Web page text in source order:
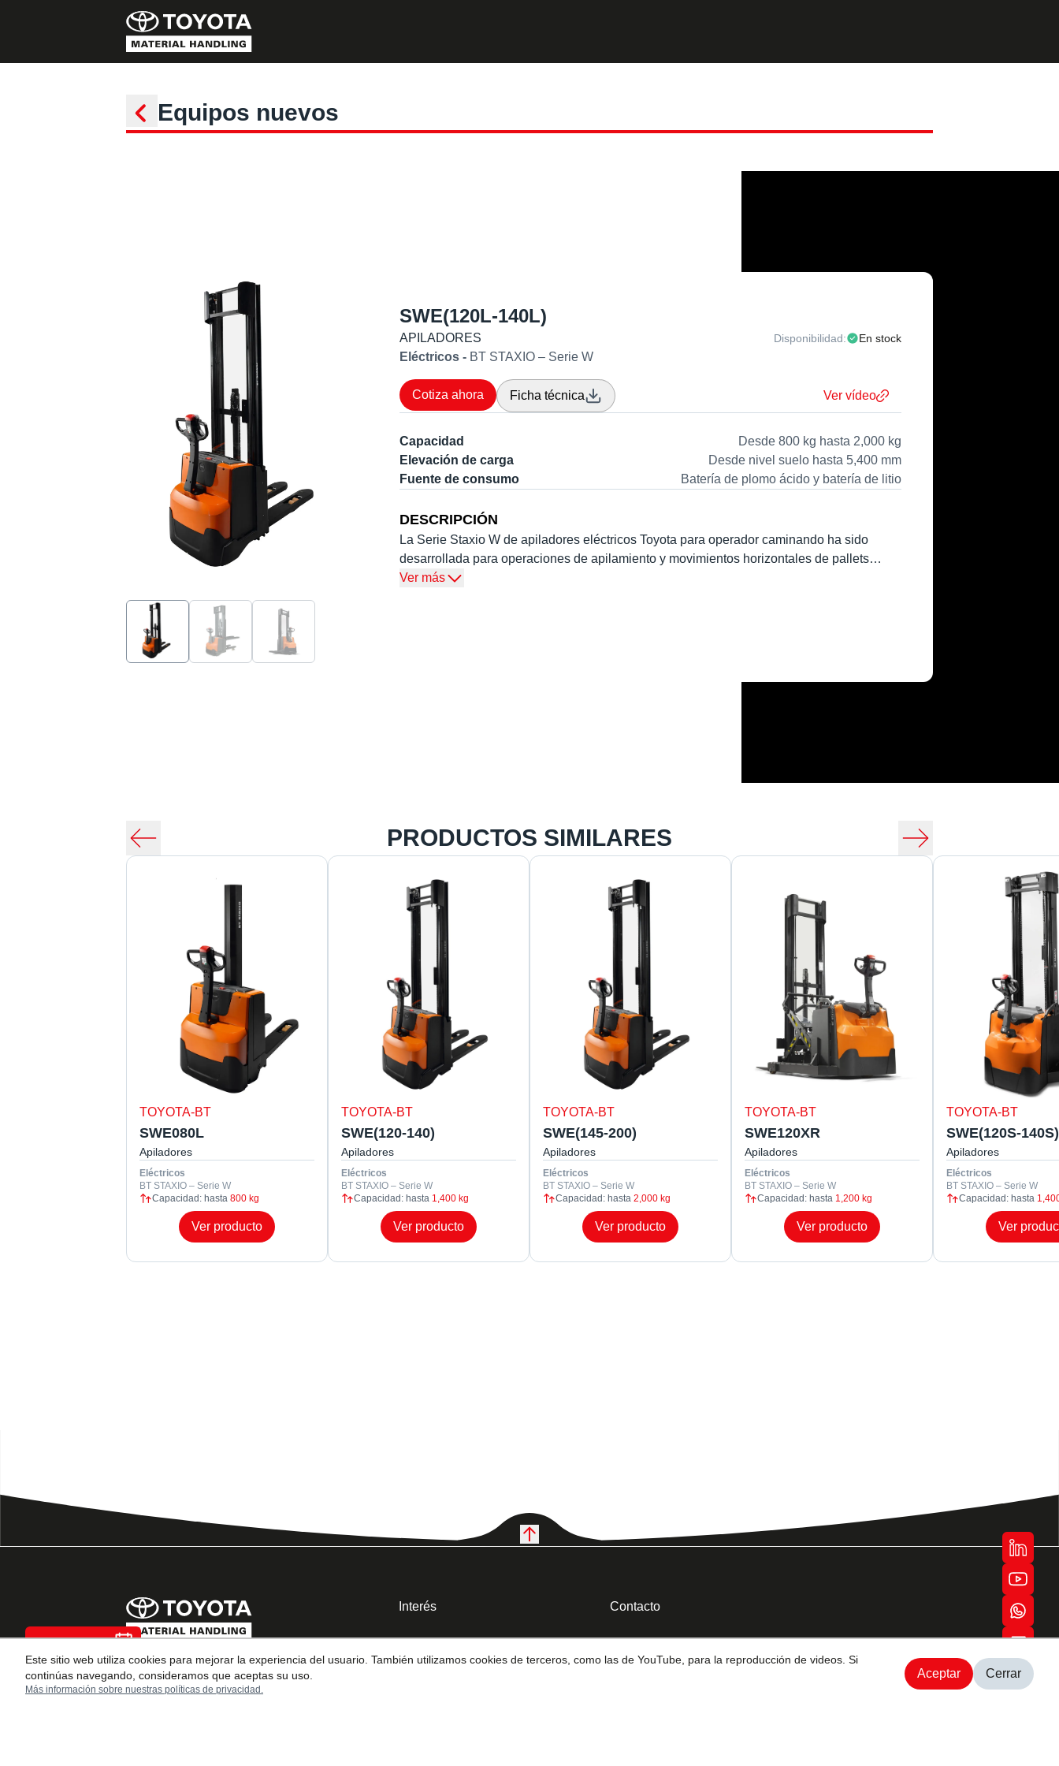
Equipos nuevos
SWE(120L-140L)
APILADORES Disponibilidad: En stock
Eléctricos - BT STAXIO – Serie W
Cotiza ahora Ficha técnica Ver vídeo
Capacidad
Desde 800 kg hasta 2,000 kg
Elevación de carga
Desde nivel suelo hasta 5,400 mm
Fuente de consumo
Batería de plomo ácido y batería de litio
DESCRIPCIÓN
La Serie Staxio W de apiladores eléctricos Toyota para operador caminando ha sido
desarrollada para operaciones de apilamiento y movimientos horizontales de pallets
abiertos.
Ver más
PRODUCTOS SIMILARES
TOYOTA-BT
SWE080L
Apiladores
Eléctricos
BT STAXIO – Serie W
Capacidad: hasta 800 kg
Ver producto
TOYOTA-BT
SWE(120-140)
Apiladores
Eléctricos
BT STAXIO – Serie W
Capacidad: hasta 1,400 kg
Ver producto
TOYOTA-BT
SWE(145-200)
Apiladores
Eléctricos
BT STAXIO – Serie W
Capacidad: hasta 2,000 kg
Ver producto
TOYOTA-BT
SWE120XR
Apiladores
Eléctricos
BT STAXIO – Serie W
Capacidad: hasta 1,200 kg
Ver producto
TOYOTA-BT
SWE(120S-140S)
Apiladores
Eléctricos
BT STAXIO – Serie W
Capacidad: hasta
Ver
Agendar cita
Este sitio web utiliza cookies para mejorar la experiencia del usuario. También utilizamos cookies de terceros, como las de YouTube, para la reproducción de videos. Si
continúas navegando, consideramos que aceptas su uso.
Más información sobre nuestras políticas de privacidad.
Aceptar Cerrar
Toyota Industries ha
proporcionado productos
Interés Contacto
Ubicación: Guayaquil, Av. Juan Tanca Marengo Km